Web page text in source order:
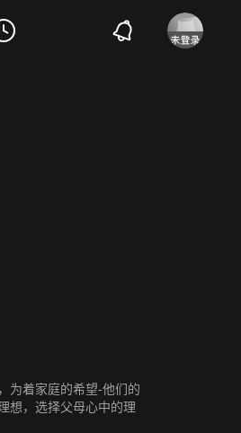
为着家庭的希望-他们的
想，选择父母心中的理